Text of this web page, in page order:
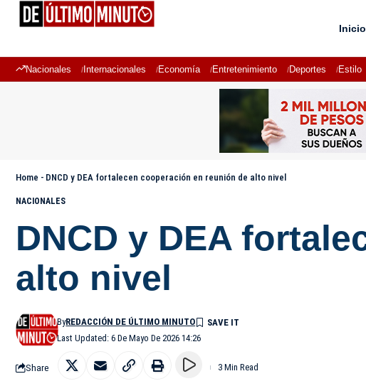
Inicio
Nacionales Internacionales Economía Entretenimiento Deportes Estilo
Home - DNCD y DEA fortalecen cooperación en reunión de alto nivel
NACIONALES
DNCD y DEA
alto nivel
Last Updated: 6 De Mayo De 2026 14:26
ByREDACCIÓN DE ÚLTIMO MINUTO
Share 3 Min Read